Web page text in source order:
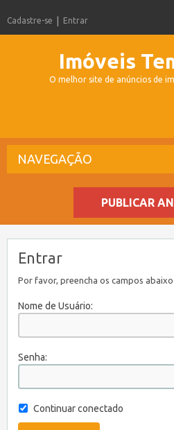
Cadastre-se Entrar
Imóveis
O melhor site de anúncios de
NAVEGAÇÃO
PUBLICAR
Entrar
Por favor, preencha os campos
Nome de Usuário:
Senha:
Continuar conectado